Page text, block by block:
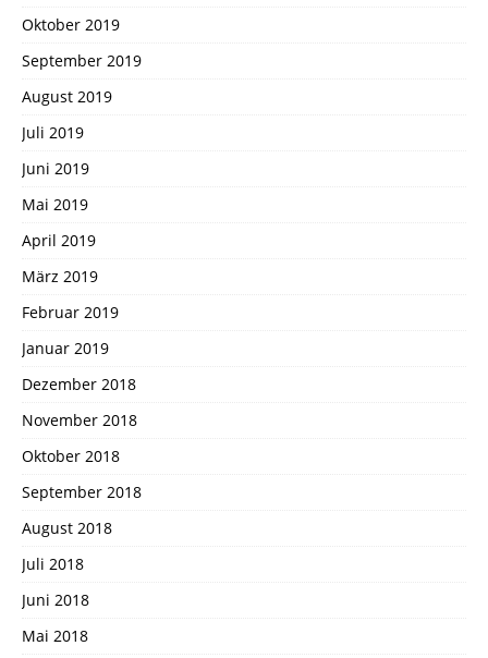
Oktober 2019
September 2019
August 2019
Juli 2019
Juni 2019
Mai 2019
April 2019
März 2019
Februar 2019
Januar 2019
Dezember 2018
November 2018
Oktober 2018
September 2018
August 2018
Juli 2018
Juni 2018
Mai 2018